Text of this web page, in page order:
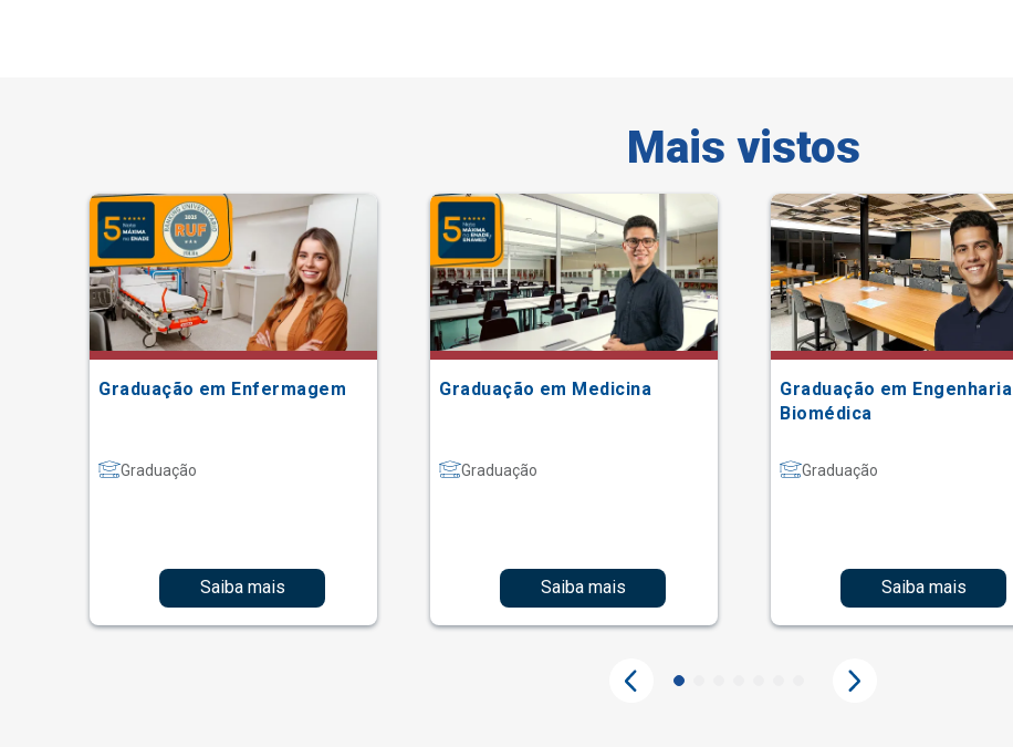
Mais vistos
Graduação em Enfermagem
Graduação
Saiba mais
Graduação em Medicina
Graduação
Saiba mais
Graduação em Engenharia
Biomédica
Graduação
Saiba mais